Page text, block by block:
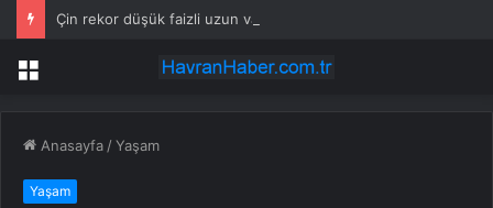
Çin rekor düşük faizli uzun vadeli tahvil sattı
Menü
Anasayfa /Yaşam
Yaşam